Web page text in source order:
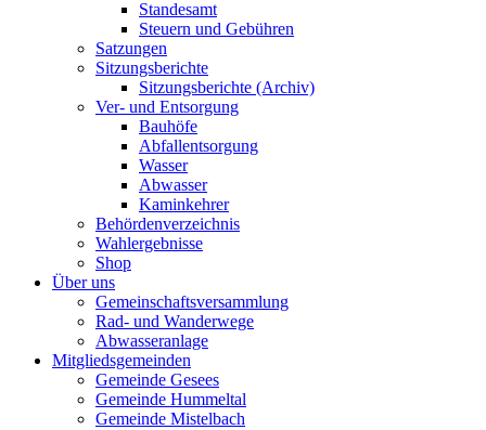
Standesamt
Steuern und Gebühren
Satzungen
Sitzungsberichte
Sitzungsberichte (Archiv)
Ver- und Entsorgung
Bauhöfe
Abfallentsorgung
Wasser
Abwasser
Kaminkehrer
Behördenverzeichnis
Wahlergebnisse
Shop
Über uns
Gemeinschaftsversammlung
Rad- und Wanderwege
Abwasseranlage
Mitgliedsgemeinden
Gemeinde Gesees
Gemeinde Hummeltal
Gemeinde Mistelbach